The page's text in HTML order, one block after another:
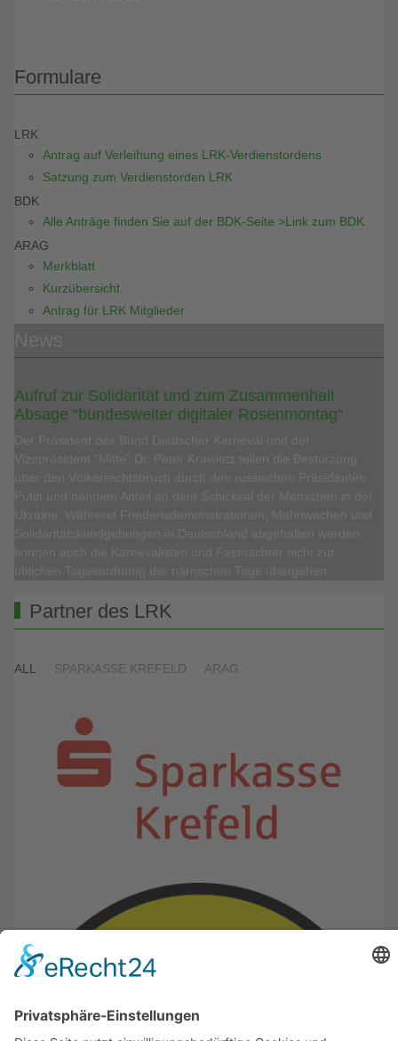
Formulare
LRK
Antrag auf Verleihung eines LRK-Verdienstordens
Satzung zum Verdienstorden LRK
BDK
Alle Anträge finden Sie auf der BDK-Seite >Link zum BDK
ARAG
Merkblatt
Kurzübersicht
Antrag für LRK Mitglieder
Aufruf zur Solidarität und zum Zusammenhalt
Absage “bundesweiter digitaler Rosenmontag“
Partner des LRK
ALL SPARKASSE KREFELD ARAG